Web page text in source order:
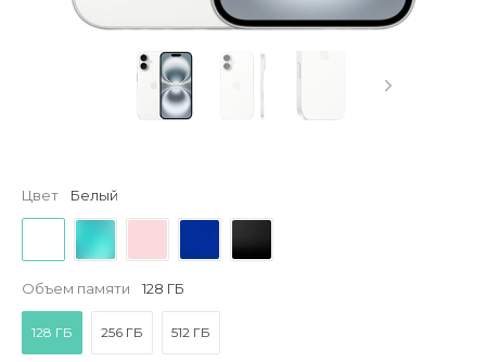
Цвет Белый
Объем памяти 128 ГБ
128 ГБ 256 ГБ 512 ГБ